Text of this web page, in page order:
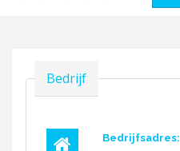
Verbergen
Bedrijf
Bedrijfsadres: